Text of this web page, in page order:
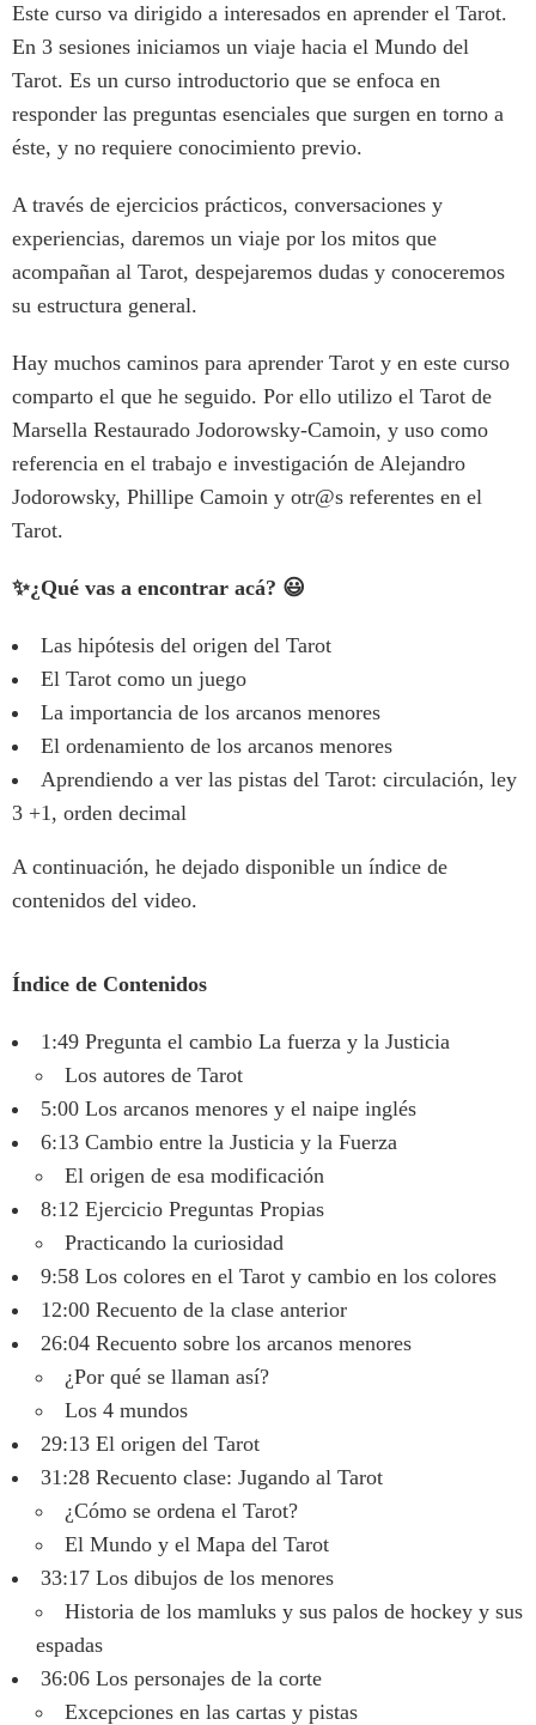
Este curso va dirigido a interesados en aprender el Tarot.
En 3 sesiones iniciamos un viaje hacia el Mundo del
Tarot. Es un curso introductorio que se enfoca en
responder las preguntas esenciales que surgen en torno a
éste, y no requiere conocimiento previo.
A través de ejercicios prácticos, conversaciones y
experiencias, daremos un viaje por los mitos que
acompañan al Tarot, despejaremos dudas y conoceremos
su estructura general.
Hay muchos caminos para aprender Tarot y en este curso
comparto el que he seguido. Por ello utilizo el Tarot de
Marsella Restaurado Jodorowsky-Camoin, y uso como
referencia en el trabajo e investigación de Alejandro
Jodorowsky, Phillipe Camoin y otr@s referentes en el
Tarot.
✨¿Qué vas a encontrar acá? 😃
Las hipótesis del origen del Tarot
El Tarot como un juego
La importancia de los arcanos menores
El ordenamiento de los arcanos menores
Aprendiendo a ver las pistas del Tarot: circulación, ley
3 +1, orden decimal
A continuación, he dejado disponible un índice de
contenidos del video.
Índice de Contenidos
1:49 Pregunta el cambio La fuerza y la Justicia
Los autores de Tarot
5:00 Los arcanos menores y el naipe inglés
6:13 Cambio entre la Justicia y la Fuerza
El origen de esa modificación
8:12 Ejercicio Preguntas Propias
Practicando la curiosidad
9:58 Los colores en el Tarot y cambio en los colores
12:00 Recuento de la clase anterior
26:04 Recuento sobre los arcanos menores
¿Por qué se llaman así?
Los 4 mundos
29:13 El origen del Tarot
31:28 Recuento clase: Jugando al Tarot
¿Cómo se ordena el Tarot?
El Mundo y el Mapa del Tarot
33:17 Los dibujos de los menores
Historia de los mamluks y sus palos de hockey y sus
espadas
36:06 Los personajes de la corte
Excepciones en las cartas y pistas